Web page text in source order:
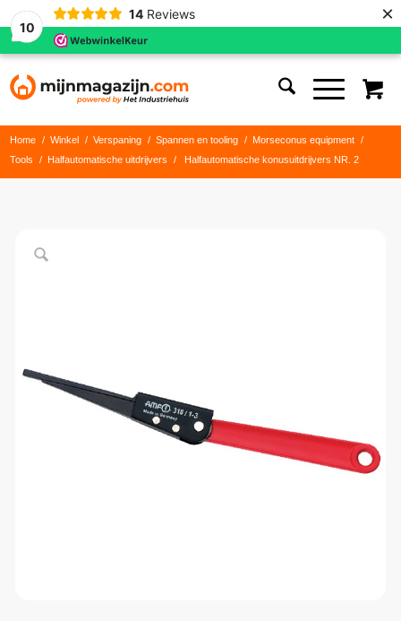
10
14 Reviews ×
Home / Winkel / Verspaning / Spannen en tooling / Morseconus equipment
/
Tools
/ Halfautomatische uitdrijvers / Halfautomatische konusuitdrijvers NR. 2